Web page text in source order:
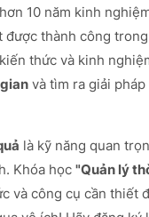
10 năm kinh
được thành công
thức và kinh
và tìm ra giải
là kỹ năng quan
Khóa học "Quản lý
và công cụ cần thiết